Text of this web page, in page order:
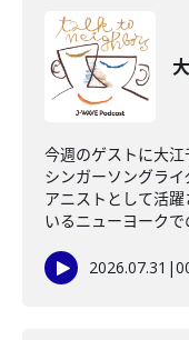
今週のゲストに大
シンガーソングラ
アニストとして活
いるニューヨーク
2026.07.31 |